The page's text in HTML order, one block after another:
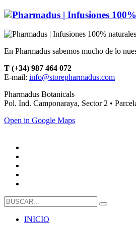
En Pharmadus sabemos mucho de lo
T (+34) 987 464 072
E-mail: info@storepharmadus.com
Pharmadus Botanicals
Pol. Ind. Camponaraya, Sector 2 •
Open in Google Maps
INICIO